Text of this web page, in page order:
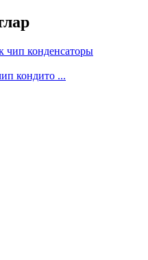
кондито ...